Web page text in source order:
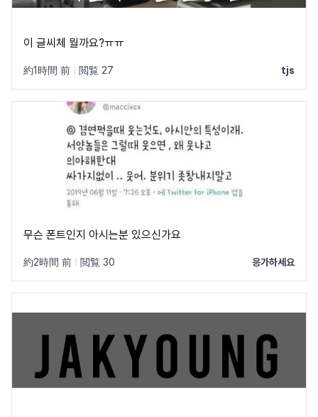
이 글씨체 뭘까요?ㅠㅠ
約1時間 前 閲覧 27 tjs
무슨 폰트인지 아시는분 있으신가요
約2時間 前 閲覧 30 응가하세요